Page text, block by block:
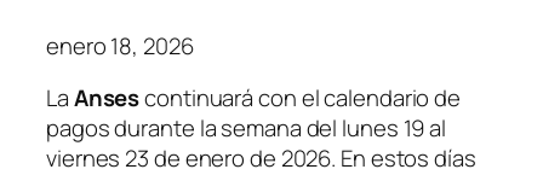
enero 18, 2026
LaAnsescontinuará con el calendario de
pagos durante la semana del lunes 19 al
viernes 23 de enero de 2026. En estos días